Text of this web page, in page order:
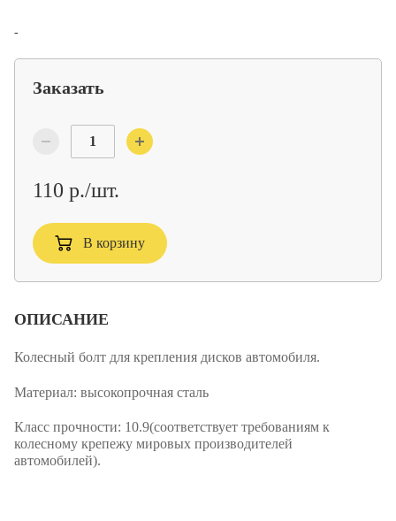
-
Заказать
110 р./шт.
В корзину
ОПИСАНИЕ
Колесный болт для крепления дисков автомобиля.
Материал: высокопрочная сталь
Класс прочности: 10.9(соответствует требованиям к
колесному крепежу мировых производителей
автомобилей).